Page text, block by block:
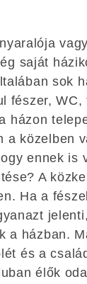
saját
sok
fészer,
házon
a közelben
ennek is
A
Ha a
a házban.
és a
élők